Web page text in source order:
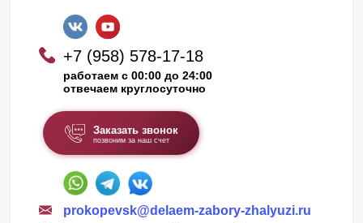
+7 (958) 578-17-18
работаем с 00:00 до 24:00
отвечаем круглосуточно
Заказать звонок
позвоним за наш счет
prokopevsk@delaem-zabory-zhalyuzi.ru